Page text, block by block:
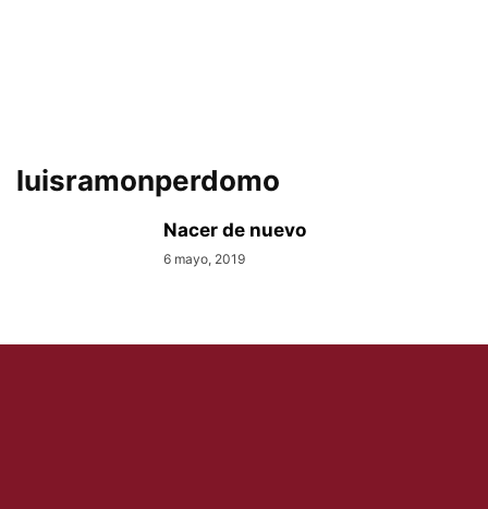
luisramonperdomo
Nacer de nuevo
6 mayo, 2019